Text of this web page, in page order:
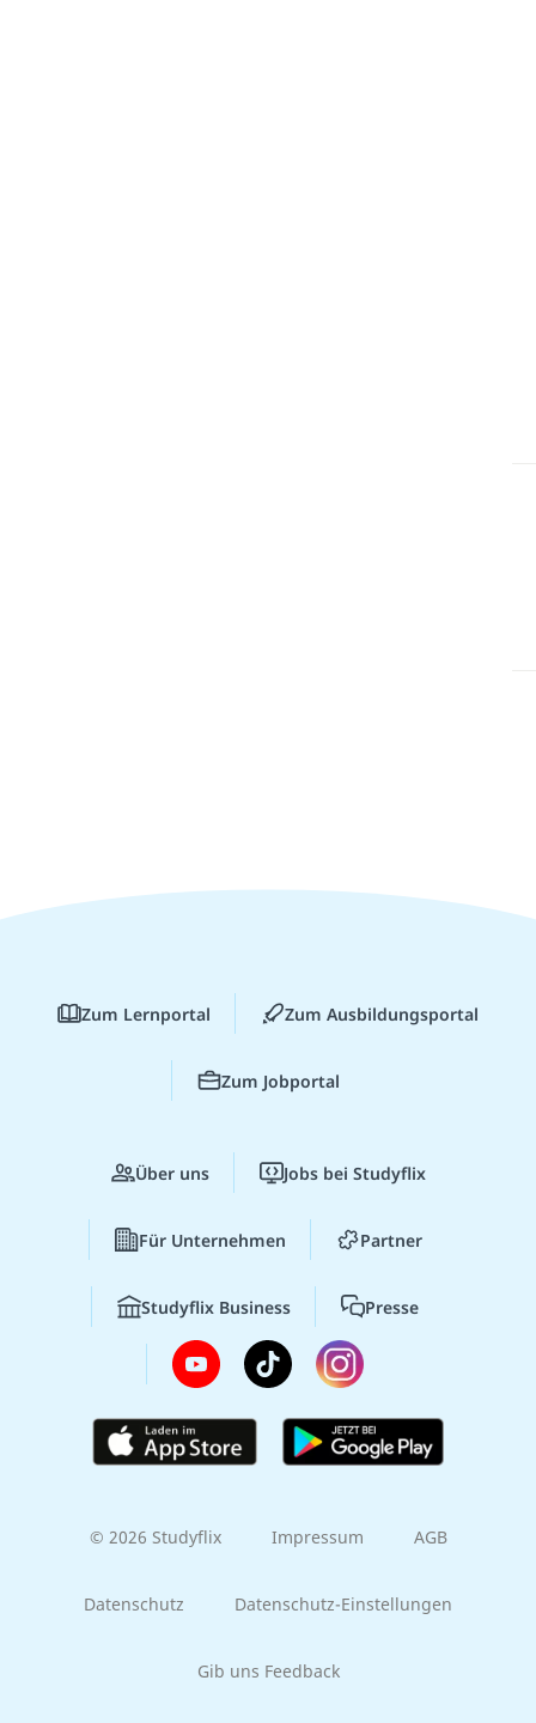
Zum Lernportal Zum Ausbildungsportal
Zum Jobportal
Über uns Jobs bei Studyflix
Für Unternehmen Partner
Studyflix Business Presse
© 2026 Studyflix Impressum AGB
Datenschutz Datenschutz-Einstellungen
Gib uns Feedback